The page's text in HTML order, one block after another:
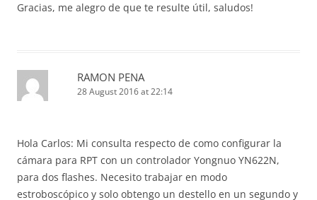
Gracias, me alegro de que te resulte útil, saludos!
RAMON PENA
28 August 2016 at 22:14
Hola Carlos: Mi consulta respecto de como configurar la
cámara para RPT con un controlador Yongnuo YN622N,
para dos flashes. Necesito trabajar en modo
estroboscópico y solo obtengo un destello en un segundo y